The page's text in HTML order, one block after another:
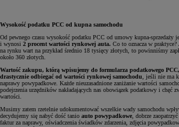
Wysokość podatku PCC od kupna samochodu
Od pewnego czasu wysokość podatku PCC od umowy kupna-sprzedaży
i wynosi 2 procent wartości rynkowej auta. Co to oznacza w
na rynku wart na przykład średnio 18 tysięcy złotych, to powinniśmy
około 360 złotych.
Wartość zakupu, którą wpisujemy do formularza podatkowego
drastycznie odbiegać od wartości rynkowej samochodu, jeśli nie ma
naprawy powypadkowe. Każde nieuzasadnione zaniżanie wartości
podejrzenia urzędników nakładających nas obowiązek podatkowy i chęć
wartości.
Musimy zatem rzetelnie udokumentować wszelkie wady samochodu
decydujemy się nabyć dość tanio auto powypadkowe, dobrze
faktur za naprawy, oświadczenia świadków zdarzenia, zdjęcia